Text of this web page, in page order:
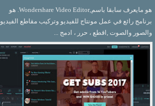
هو مايعرف سابقا باسم,Wondershare Video Editor. هو
برنامج رائع في عمل مونتاج للفيديو وتركيب مقاطع الفيديو
والصور والصوت ,اقطع ، حرر ، ادمج ...